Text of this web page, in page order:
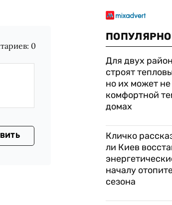
0
Для двух
строят
но их может не
комфортной
домах
Кличко
ли Киев
началу
сезона